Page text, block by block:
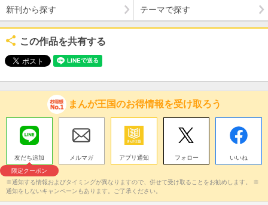
新刊から探す テーマで探す
この作品を共有する
まんが王国のお得情報を受け取ろう
友だち追加
限定クーポン
メルマガ アプリ通知 フォロー いいね
※通知する情報およびタイミングが異なりますので、併せて受け取ることをお勧めします。 ※
通知をしないキャンペーンもあります。ご了承ください。